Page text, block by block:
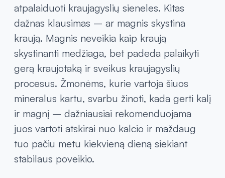
atpalaiduoti kraujagyslių sieneles. Kitas
dažnas klausimas – ar magnis skystina
kraują. Magnis neveikia kaip kraują
skystinanti medžiaga, bet padeda palaikyti
gerą kraujotaką ir sveikus kraujagyslių
procesus. Žmonėms, kurie vartoja šiuos
mineralus kartu, svarbu žinoti, kada gerti kalį
ir magnį – dažniausiai rekomenduojama
juos vartoti atskirai nuo kalcio ir maždaug
tuo pačiu metu kiekvieną dieną siekiant
stabilaus poveikio.